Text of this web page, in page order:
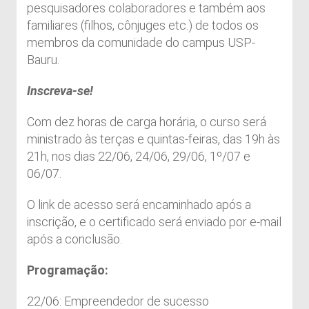
pesquisadores colaboradores e também aos
familiares (filhos, cônjuges etc.) de todos os
membros da comunidade do campus USP-
Bauru.
Inscreva-se!
Com dez horas de carga horária, o curso será
ministrado às terças e quintas-feiras, das 19h às
21h, nos dias 22/06, 24/06, 29/06, 1º/07 e
06/07.
O link de acesso será encaminhado após a
inscrição, e o certificado será enviado por e-mail
após a conclusão.
Programação:
22/06: Empreendedor de sucesso